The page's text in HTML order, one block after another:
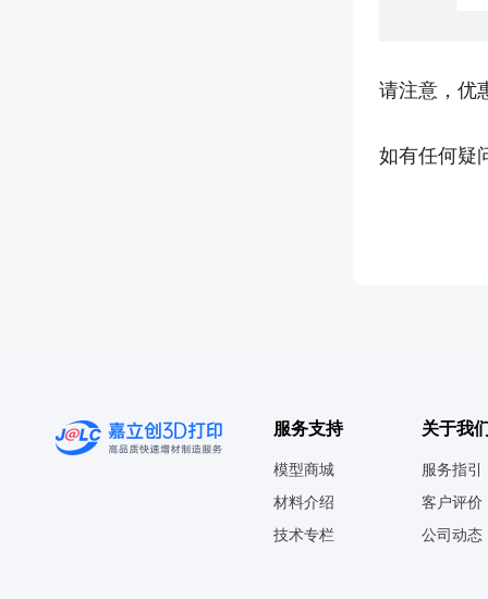
请注意，优
如有任何疑
服务支持
模型商城
材料介绍
技术专栏
关于我
服务指引
客户评价
公司动态